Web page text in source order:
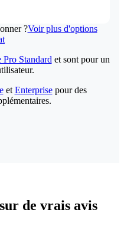
?Voir plus d'options
Pro Standard et sont pour un
et Enterprisepour des
de vrais avis